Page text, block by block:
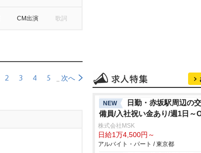
CM出演 歌詞
2 3 4 5 次へ
NEW
日勤・赤坂駅周辺の
備員/入社祝い金あり/週1日～
株式会社MSK
日給1万4,500円～
アルバイト・パート / 東京都